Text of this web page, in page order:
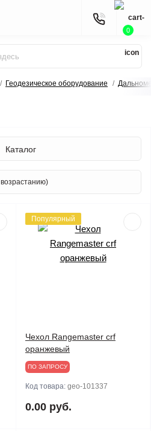
0
Геодезическое оборудование
Каталог
Популярный
Чехол Rangemaster crf
оранжевый
ПО ЗАПРОСУ
Код товара: geo-101337
0.00 руб.